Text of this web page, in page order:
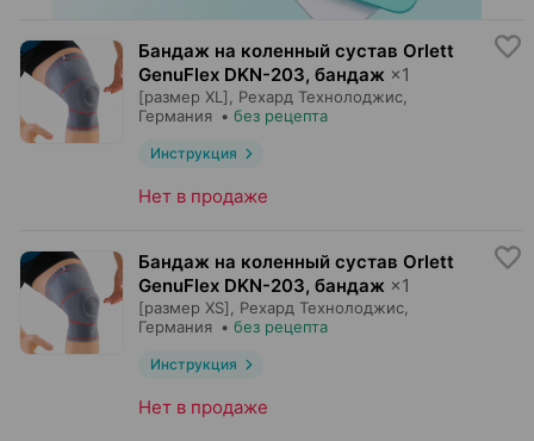
Бандаж на коленный сустав Orlett
GenuFlex DKN-203, бандаж ×1
[размер XL], Рехард Технолоджис
Германия • без рецепта
Инструкция
Нет в продаже
Бандаж на коленный сустав Orlett
GenuFlex DKN-203, бандаж ×1
[размер XS], Рехард Технолоджис
Германия • без рецепта
Инструкция
Нет в продаже